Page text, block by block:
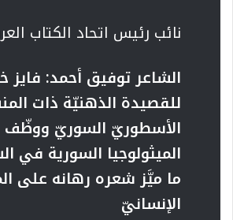
نائب رئيس اتحاد الكتاب
الشاعر توفيق أحمد: فايز
للقصيدة الذهنيّة ذات
الأسطوريّ السوريّ ووظّف
الميثولوجيا السورية في
ما ميَّز شعره رهانه على
الإنسانيّ